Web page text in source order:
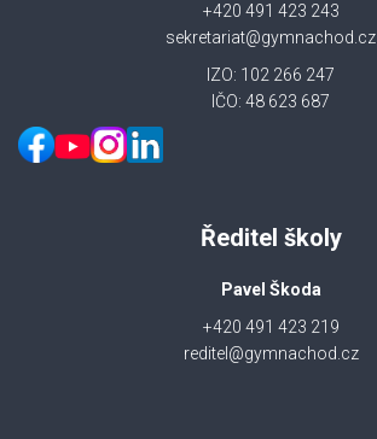
+420 491 423 243
sekretariat@gymnachod.cz
IZO: 102 266 247
IČO: 48 623 687
Ředitel školy
Pavel Škoda
+420 491 423 219
reditel@gymnachod.cz